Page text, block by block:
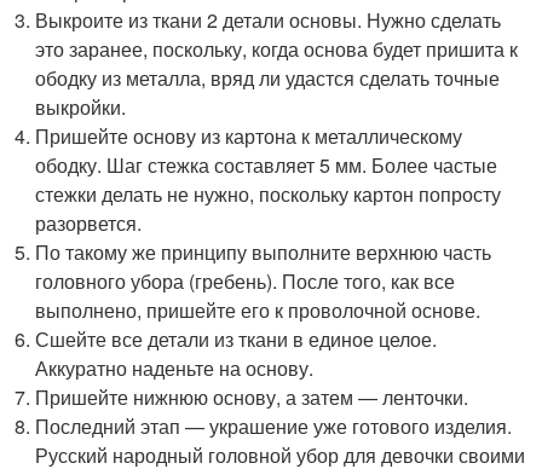
Выкроите из ткани 2 детали основы. Нужно сделать
это заранее, поскольку, когда основа будет пришита к
ободку из металла, вряд ли удастся сделать точные
выкройки.
Пришейте основу из картона к металлическому
ободку. Шаг стежка составляет 5 мм. Более частые
стежки делать не нужно, поскольку картон попросту
разорвется.
По такому же принципу выполните верхнюю часть
головного убора (гребень). После того, как все
выполнено, пришейте его к проволочной основе.
Сшейте все детали из ткани в единое целое.
Аккуратно наденьте на основу.
Пришейте нижнюю основу, а затем — ленточки.
Последний этап — украшение уже готового изделия.
Русский народный головной убор для девочки своими